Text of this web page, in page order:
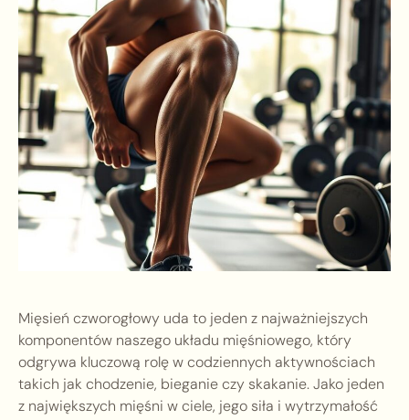
Mięsień czworogłowy uda to jeden z najważniejszych
komponentów naszego układu mięśniowego, który
odgrywa kluczową rolę w codziennych aktywnościach
takich jak chodzenie, bieganie czy skakanie. Jako jeden
z największych mięśni w ciele, jego siła i wytrzymałość